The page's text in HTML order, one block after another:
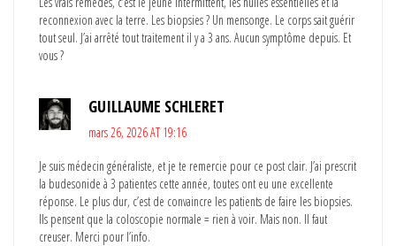
reconnexion avec la terre. Les biopsies ? Un mensonge. Le corps sait guérir
tout seul. J’ai arrêté tout traitement il y a 3 ans. Aucun symptôme depuis. Et
vous ?
GUILLAUME SCHLERET
mars 26, 2026 AT 19:16
Je suis médecin généraliste, et je te remercie pour ce post clair. J’ai prescrit
la budesonide à 3 patientes cette année, toutes ont eu une excellente
réponse. Le plus dur, c’est de convaincre les patients de faire les biopsies.
Ils pensent que la coloscopie normale = rien à voir. Mais non. Il faut
creuser. Merci pour l’info.